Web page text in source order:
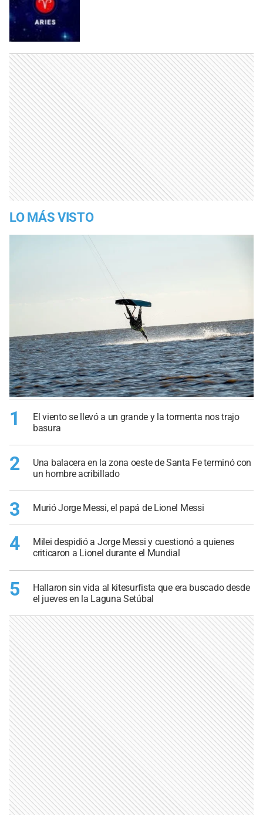
LO MÁS VISTO
1
El viento se llevó a un grande y la tormenta nos trajo
basura
2
Una balacera en la zona oeste de Santa Fe terminó con
un hombre acribillado
3 Murió Jorge Messi, el papá de Lionel Messi
4
Milei despidió a Jorge Messi y cuestionó a quienes
criticaron a Lionel durante el Mundial
5
Hallaron sin vida al kitesurfista que era buscado desde
el jueves en la Laguna Setúbal